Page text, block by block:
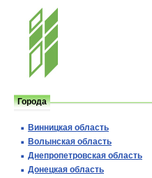
Города
Винницкая область
Волынская область
Днепропетровская область
Донецкая область